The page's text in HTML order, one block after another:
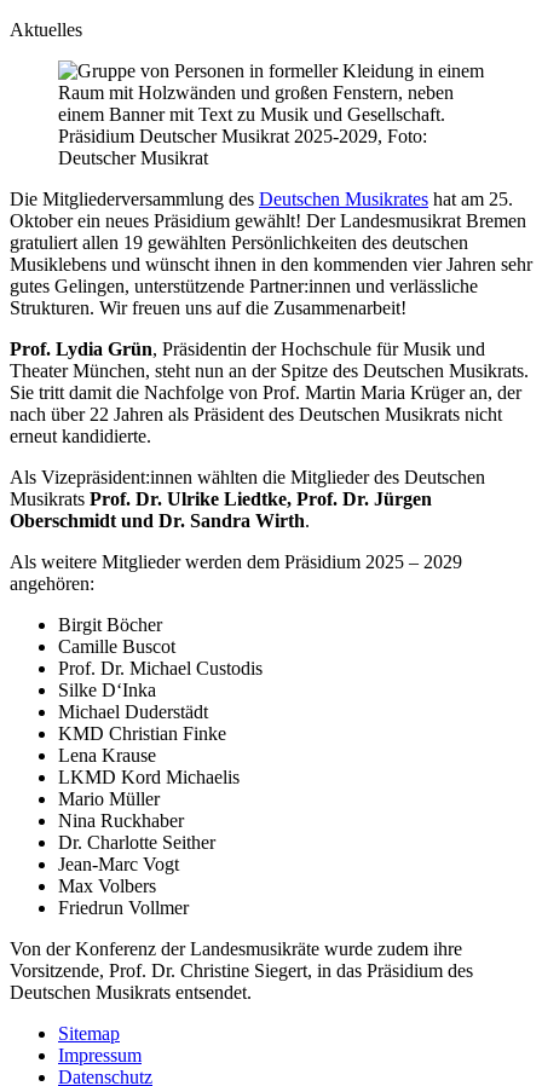
Aktuelles
Präsidium Deutscher Musikrat 2025-2029, Foto:
Deutscher Musikrat
Die Mitgliederversammlung des Deutschen Musikrates hat am 25.
Oktober ein neues Präsidium gewählt! Der Landesmusikrat Bremen
gratuliert allen 19 gewählten Persönlichkeiten des deutschen
Musiklebens und wünscht ihnen in den kommenden vier Jahren sehr
gutes Gelingen, unterstützende Partner:innen und verlässliche
Strukturen. Wir freuen uns auf die Zusammenarbeit!
Prof. Lydia Grün, Präsidentin der Hochschule für Musik und
Theater München, steht nun an der Spitze des Deutschen Musikrats.
Sie tritt damit die Nachfolge von Prof. Martin Maria Krüger an, der
nach über 22 Jahren als Präsident des Deutschen Musikrats nicht
erneut kandidierte.
Als Vizepräsident:innen wählten die Mitglieder des Deutschen
Musikrats Prof. Dr. Ulrike Liedtke, Prof. Dr. Jürgen
Oberschmidt und Dr. Sandra Wirth.
Als weitere Mitglieder werden dem Präsidium 2025 – 2029
angehören:
Birgit Böcher
Camille Buscot
Prof. Dr. Michael Custodis
Silke D‘Inka
Michael Duderstädt
KMD Christian Finke
Lena Krause
LKMD Kord Michaelis
Mario Müller
Nina Ruckhaber
Dr. Charlotte Seither
Jean-Marc Vogt
Max Volbers
Friedrun Vollmer
Von der Konferenz der Landesmusikräte wurde zudem ihre
Vorsitzende, Prof. Dr. Christine Siegert, in das Präsidium des
Deutschen Musikrats entsendet.
Sitemap
Impressum
Datenschutz